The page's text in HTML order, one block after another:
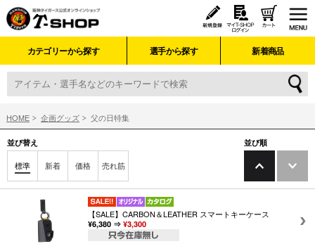
カテゴリーから探す 選手から探す 新着商品
HOME 企画グッズ 父の日特集
並び替え
標準 新着 価格 売れ筋
並び順
【SALE】CARBON＆LEATHER スマートキーケース
¥6,380 ⇒ ¥3,300